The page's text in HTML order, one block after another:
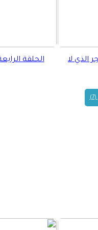
الذي لا
الحلقة